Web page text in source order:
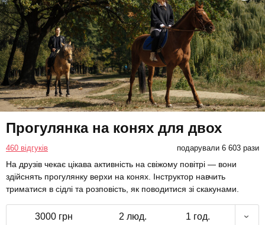
Прогулянка на конях для двох
460 відгуків подарували 6 603 рази
На друзів чекає цікава активність на свіжому повітрі — вони
здійснять прогулянку верхи на конях. Інструктор навчить
триматися в сідлі та розповість, як поводитися зі скакунами.
3000 грн 2 люд. 1 год.